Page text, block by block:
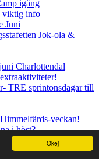
Okej
igång
viktig info
Juni
Jok-ola &
Charlottendal
TRE sprintonsdagar till
veckan!
i höst?
(+ lite mer